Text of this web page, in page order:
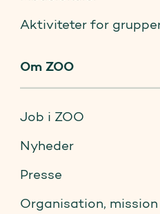
Aktiviteter for
Om ZOO
Job i ZOO
Nyheder
Presse
Organisation,